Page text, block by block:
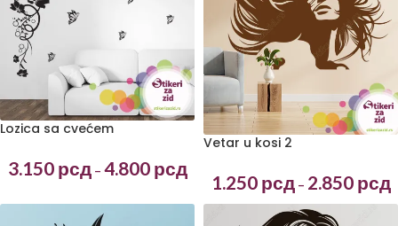
Lozica sa cvećem
3.150 рсд – 4.800 рсд
Vetar u kosi 2
1.250 рсд – 2.850 рсд